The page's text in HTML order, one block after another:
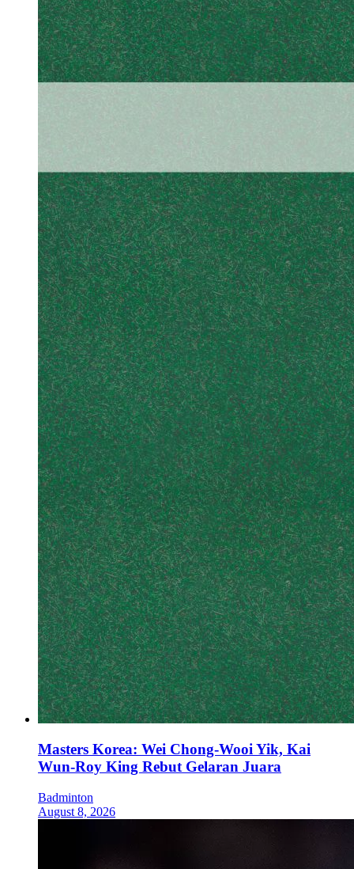
Masters Korea: Wei Chong-Wooi Yik, Kai
Wun-Roy King Rebut Gelaran Juara
Badminton
August 8, 2026